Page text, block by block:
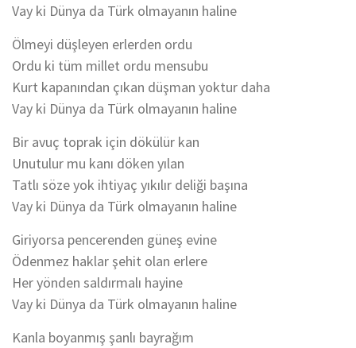
Vay ki Dünya da Türk olmayanın haline
Ölmeyi düşleyen erlerden ordu
Ordu ki tüm millet ordu mensubu
Kurt kapanından çıkan düşman yoktur daha
Vay ki Dünya da Türk olmayanın haline
Bir avuç toprak için dökülür kan
Unutulur mu kanı döken yılan
Tatlı söze yok ihtiyaç yıkılır deliği başına
Vay ki Dünya da Türk olmayanın haline
Giriyorsa pencerenden güneş evine
Ödenmez haklar şehit olan erlere
Her yönden saldırmalı hayine
Vay ki Dünya da Türk olmayanın haline
Kanla boyanmış şanlı bayrağım